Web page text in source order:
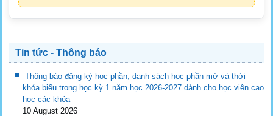
Tin tức - Thông báo
Thông báo đăng ký học phần, danh sách học phần mở và thời
khóa biểu trong học kỳ 1 năm học 2026-2027 dành cho học viên cao
học các khóa
10 August 2026